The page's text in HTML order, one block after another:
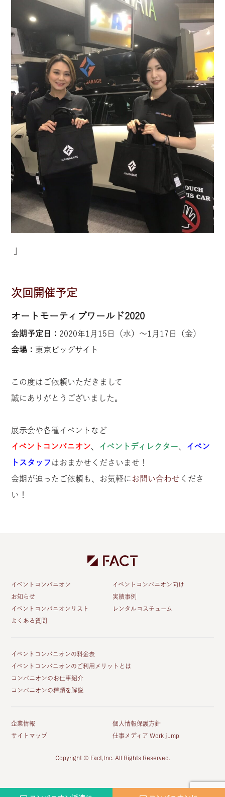
次回開催予定
オートモーティブワールド2020
会期予定日： 2020年1月15日（水）〜1月17日（金）
会場： 東京ビッグサイト
この度はご依頼いただきまして
誠にありがとうございました。
展示会や各種イベントなど
イベントコンパニオン、 イベントディレクター、 イベン
トスタッフ はおまかせくださいませ！
会期が迫ったご依頼も、お気軽にお問い合わせ くださ
い！
イベントコンパニオン
イベントコンパニオン向け
お知らせ
実績事例
イベントコンパニオンリスト
レンタルコスチューム
よくある質問
イベントコンパニオンの料金表
イベントコンパニオンのご利用メリットとは
コンパニオンのお仕事紹介
コンパニオンの種類を解説
企業情報
個人情報保護方針
サイトマップ
仕事メディア Work jump
Copyright © Fact,Inc. All Rights Reserved.